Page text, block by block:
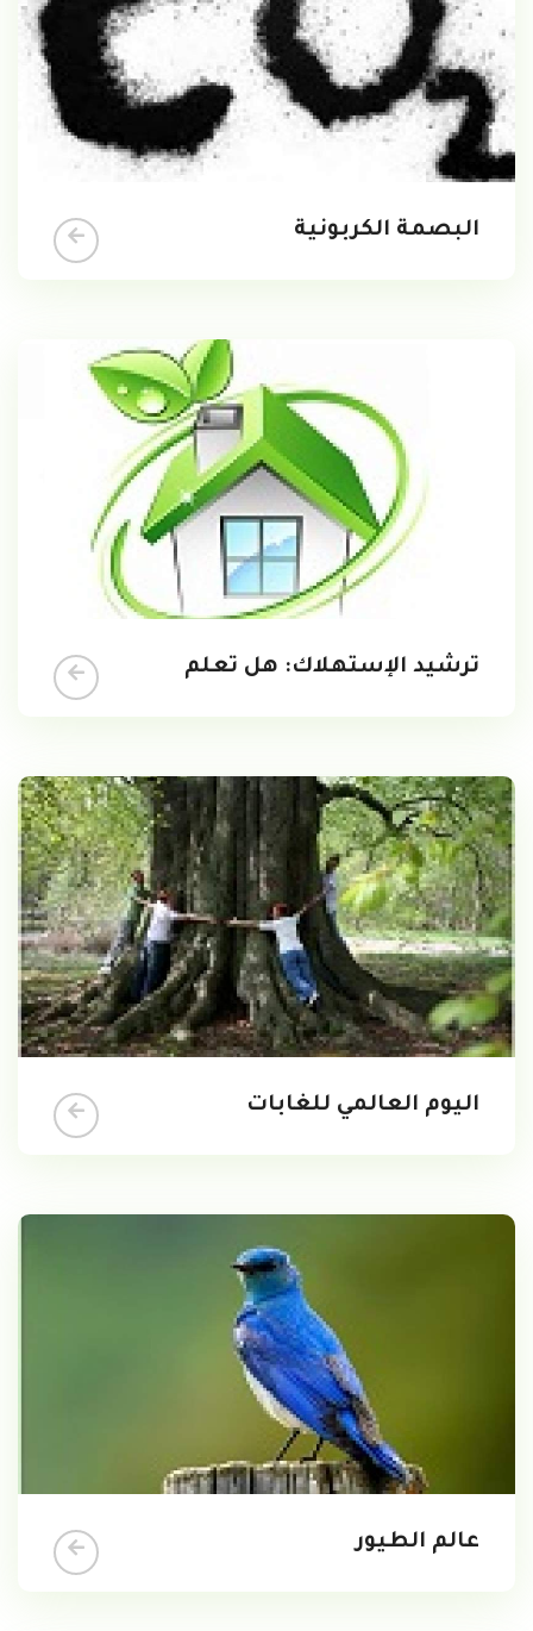
البصمة الكربونية
ترشيد الإستهلاك: هل تعلم
اليوم العالمي للغابات
عالم الطيور